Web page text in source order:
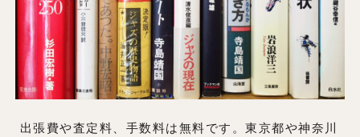
出張費や査定料、手数料は無料です。東京都や神奈川